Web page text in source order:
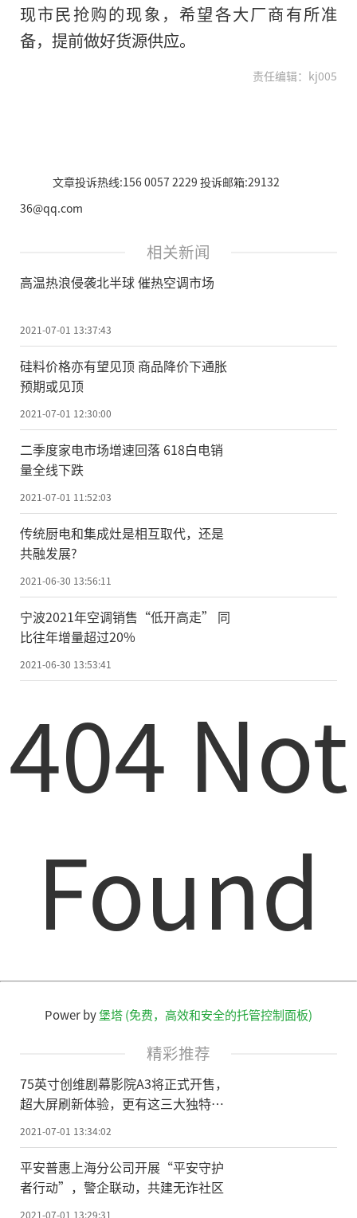
现市民抢购的现象，希望各大厂商有所准
备，提前做好货源供应。
责任编辑：kj005
文章投诉热线:156 0057 2229 投诉邮箱:29132
36@qq.com
相关新闻
高温热浪侵袭北半球 催热空调市场
2021-07-01 13:37:43
硅料价格亦有望见顶 商品降价下通胀
预期或见顶
2021-07-01 12:30:00
二季度家电市场增速回落 618白电销
量全线下跌
2021-07-01 11:52:03
传统厨电和集成灶是相互取代，还是
共融发展?
2021-06-30 13:56:11
宁波2021年空调销售“低开高走” 同
比往年增量超过20%
2021-06-30 13:53:41
404 Not
Found
Power by堡塔 (免费，高效和安全的托管控制面板)
精彩推荐
75英寸创维剧幕影院A3将正式开售，
超大屏刷新体验，更有这三大独特优
势！
2021-07-01 13:34:02
平安普惠上海分公司开展“平安守护
者行动”，警企联动，共建无诈社区
2021-07-01 13:29:31